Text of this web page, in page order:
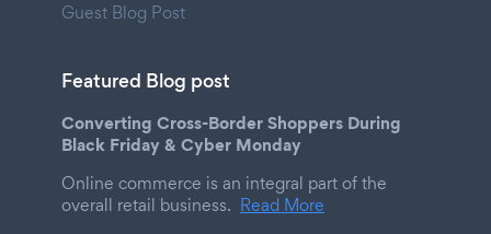
Guest Blog Post
Featured Blog post
Converting Cross-Border Shoppers During
Black Friday & Cyber Monday
Online commerce is an integral part of the
overall retail business. Read More